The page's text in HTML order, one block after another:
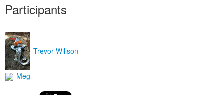
Participants
Trevor Willson
Meg